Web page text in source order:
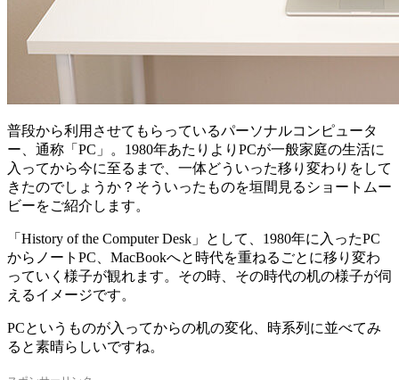
普段から利用させてもらっているパーソナルコンピュータ
ー、通称「PC」。1980年あたりよりPCが一般家庭の生活に
入ってから今に至るまで、一体どういった移り変わりをして
きたのでしょうか？そういったものを垣間見るショートムー
ビーをご紹介します。
「History of the Computer Desk」として、1980年に入ったPC
からノートPC、MacBookへと時代を重ねるごとに移り変わ
っていく様子が観れます。その時、その時代の机の様子が伺
えるイメージです。
PCというものが入ってからの机の変化、時系列に並べてみ
ると素晴らしいですね。